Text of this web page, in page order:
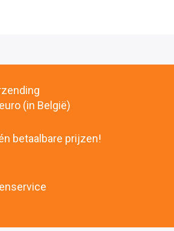
(in België)
betaalbare prijzen!